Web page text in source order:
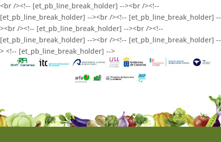
<br /><!-- [et_pb_line_break_holder] --><br /><!--
[et_pb_line_break_holder] --><br /><!-- [et_pb_line_break_holder] --
><br /><!-- [et_pb_line_break_holder] --><br /><!--
[et_pb_line_break_holder] --><br /><!-- [et_pb_line_break_holder] --
> <!-- [et_pb_line_break_holder] -->